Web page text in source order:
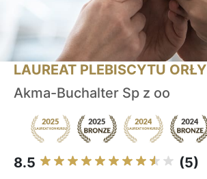
LAUREAT PLEBISCYTU ORŁY
Akma-Buchalter Sp z oo
8.5 (5)